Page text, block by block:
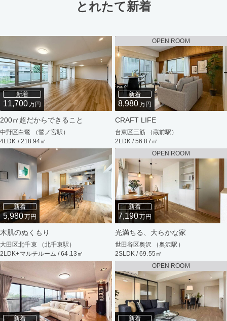
とれたて新着
新着
11,700万円
200㎡超だからできること
中野区白鷺 （鷺ノ宮駅）
4LDK / 218.94㎡
OPEN ROOM
新着
8,980万円
CRAFT LIFE
台東区三筋 （蔵前駅）
2LDK / 56.87㎡
新着
5,980万円
木肌のぬくもり
大田区北千束 （北千束駅）
2LDK+マルチルーム / 64.13㎡
OPEN ROOM
新着
7,190万円
光満ちる、大らかな家
世田谷区奥沢 （奥沢駅）
2SLDK / 69.55㎡
新着
OPEN ROOM
新着